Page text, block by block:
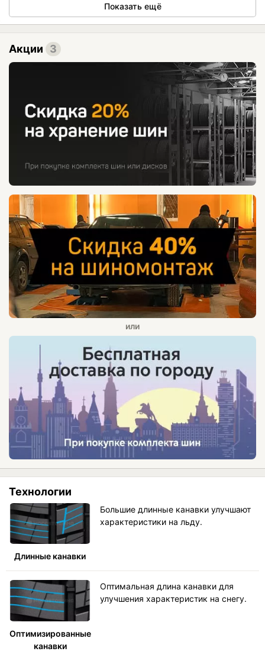
Показать ещё
Акции 3
Технологии
Длинные канавки
Большие длинные канавки улучшают
характеристики на льду.
Оптимизированные
канавки
Оптимальная длина канавки для
улучшения характеристик на снегу.